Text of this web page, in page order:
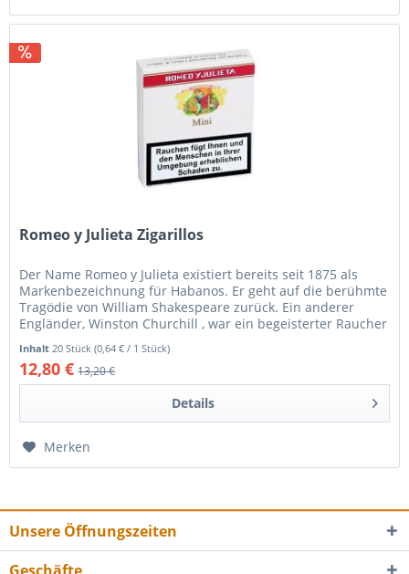
Romeo y Julieta Zigarillos
Der Name Romeo y Julieta existiert bereits seit 1875 als
Markenbezeichnung für Habanos. Er geht auf die berühmte
Tragödie von William Shakespeare zurück. Ein anderer
Engländer, Winston Churchill , war ein begeisterter Raucher
Inhalt20 Stück(0,64 € / 1 Stück)
12,80 € 13,20 €
Details
Merken
Unsere Öffnungszeiten
Geschäfte